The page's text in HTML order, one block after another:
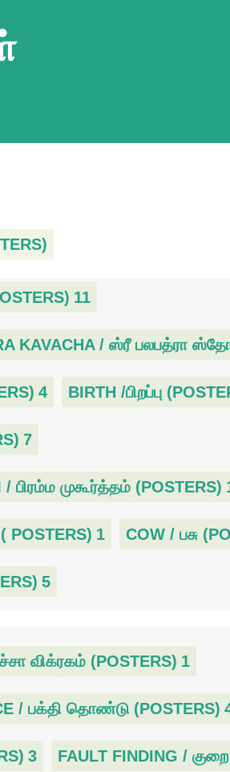
11
KAVACHA / ஸ்ரீ பலபத்ரா
4 BIRTH /பிறப்பு
7
பிரம்ம முகூர்த்தம் (POSTERS)
POSTERS) 1 COW / பசு
5
விக்ரகம் (POSTERS) 1
/ பக்தி தொண்டு (POSTERS)
3 FAULT FINDING /